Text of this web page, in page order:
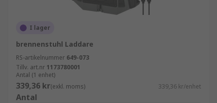
I lager
brennenstuhl Laddare
RS-artikelnummer 649-073
Tillv. art.nr 1173780001
Antal (1 enhet)
339,36 kr(exkl. moms) 339,36 kr/enhet
Antal